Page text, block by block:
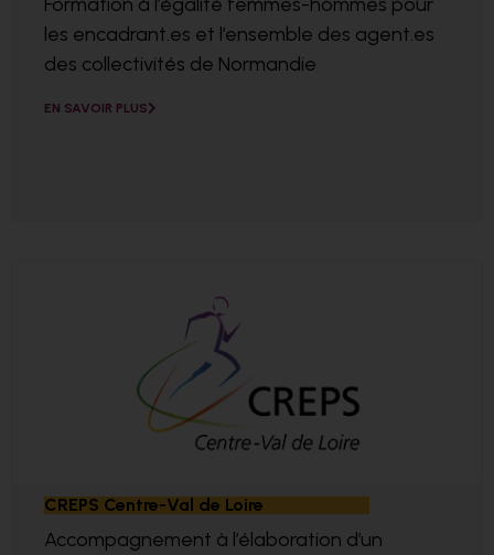
les encadrant.es et l’ensemble des agent.es
des collectivités de Normandie
EN SAVOIR PLUS
CREPS Centre-Val de Loire
Accompagnement à l’élaboration d’un